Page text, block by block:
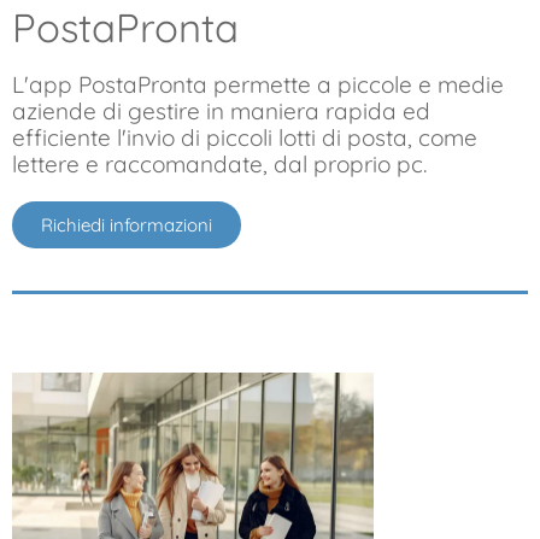
PostaPronta
L'app PostaPronta permette a piccole e medie
aziende di gestire in maniera rapida ed
efficiente l'invio di piccoli lotti di posta, come
lettere e raccomandate, dal proprio pc.
Richiedi informazioni